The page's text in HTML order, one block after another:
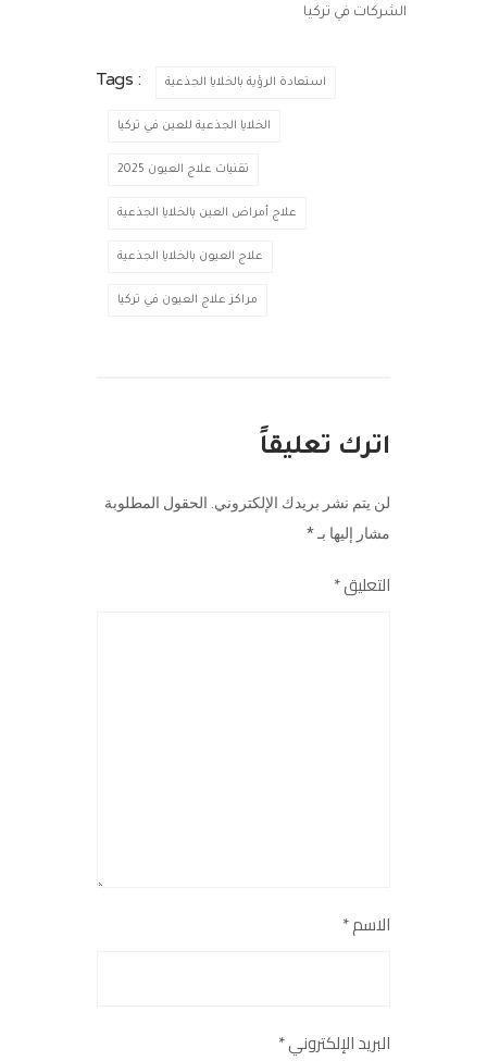
الشركات في تركيا
Tags : استعادة الرؤية بالخلايا الجذعية
الخلايا الجذعية للعين في تركيا
تقنيات علاج العيون 2025
علاج أمراض العين بالخلايا الجذعية
علاج العيون بالخلايا الجذعية
مراكز علاج العيون في تركيا
اترك تعليقاً
لن يتم نشر بريدك الإلكتروني. الحقول المطلوبة
مشار إليها بـ*
التعليق*
الاسم*
البريد الإلكتروني*